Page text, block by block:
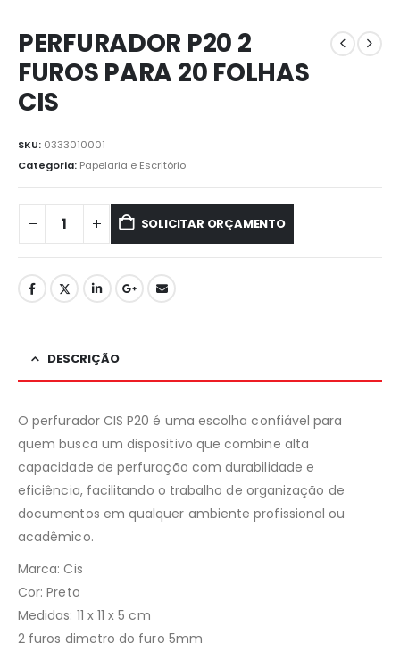
PERFURADOR P20 2
FUROS PARA 20 FOLHAS
CIS
SKU: 0333010001
Categoria: Papelaria e Escritório
SOLICITAR ORÇAMENTO
DESCRIÇÃO
O perfurador CIS P20 é uma escolha confiável para
quem busca um dispositivo que combine alta
capacidade de perfuração com durabilidade e
eficiência, facilitando o trabalho de organização de
documentos em qualquer ambiente profissional ou
acadêmico.
Marca: Cis
Cor: Preto
Medidas: 11 x 11 x 5 cm
2 furos dimetro do furo 5mm